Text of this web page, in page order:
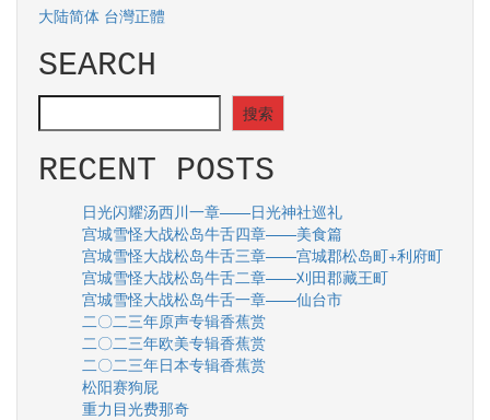
大陆简体 台灣正體
SEARCH
搜索
RECENT POSTS
日光闪耀汤西川一章——日光神社巡礼
宫城雪怪大战松岛牛舌四章——美食篇
宫城雪怪大战松岛牛舌三章——宫城郡松岛町+利府町
宫城雪怪大战松岛牛舌二章——刈田郡藏王町
宫城雪怪大战松岛牛舌一章——仙台市
二〇二三年原声专辑香蕉赏
二〇二三年欧美专辑香蕉赏
二〇二三年日本专辑香蕉赏
松阳赛狗屁
重力目光费那奇